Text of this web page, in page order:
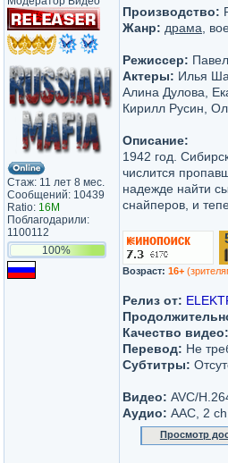
Стаж: 11 лет 8 мес.
Сообщений: 10439
Ratio: 16M
Поблагодарили:
1100112
100%
Производство:
Жанр: драма ,
Режиссер:
Актеры: Илья
Алина Дулова,
Кирилл Русин,
Описание:
1942 год.
числится
надежде найти
снайперов, и
Возраст: 16+
Релиз от:
Качество видео:
Перевод: Не
Субтитры:
Видео: AVC/
Аудио: AAC, 2
Просмотр